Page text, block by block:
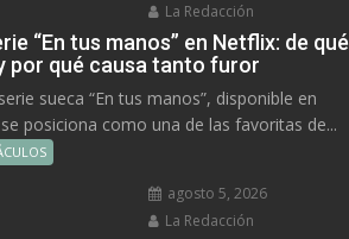
La Redacción
“En tus manos” en Netflix: de qué
por qué causa tanto furor
sueca “En tus manos”, disponible en
posiciona como una de las favoritas de...
agosto 5, 2026
La Redacción